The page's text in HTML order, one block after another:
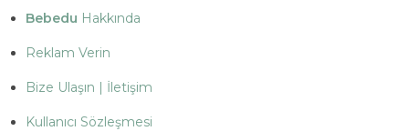
Bebedu Hakkında
Reklam Verin
Bize Ulaşın | İletişim
Kullanıcı Sözleşmesi